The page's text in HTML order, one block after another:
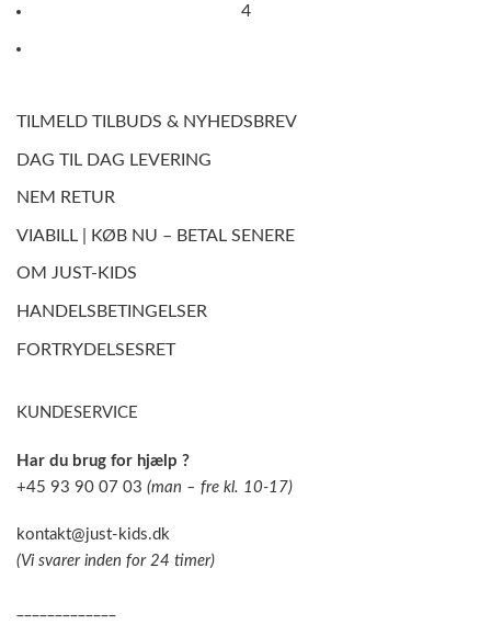
4
TILMELD TILBUDS & NYHEDSBREV
DAG TIL DAG LEVERING
NEM RETUR
VIABILL | KØB NU – BETAL SENERE
OM JUST-KIDS
HANDELSBETINGELSER
FORTRYDELSESRET
KUNDESERVICE
Har du brug for hjælp ?
+45 93 90 07 03 (man – fre kl. 10-17)
kontakt@just-kids.dk
(Vi svarer inden for 24 timer)